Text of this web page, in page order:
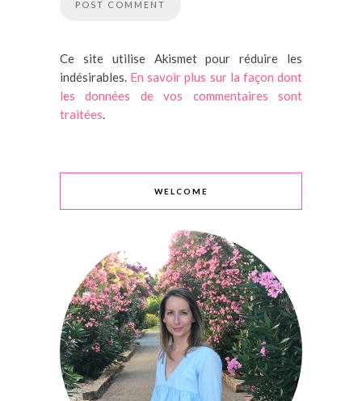
Ce site utilise Akismet pour réduire les
indésirables. En savoir plus sur la façon dont
les données de vos commentaires sont
traitées.
WELCOME